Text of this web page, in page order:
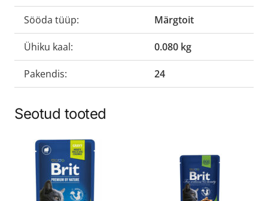
Sööda tüüp: Märgtoit
Ühiku kaal: 0.080 kg
Pakendis: 24
Seotud tooted